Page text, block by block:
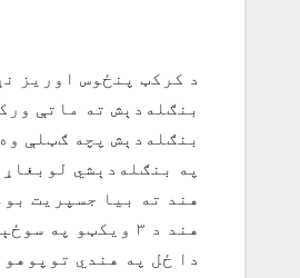
بنګله‌دېش ته ماتې
بنګله‌دېش پچه ګټلې وه او توپوهنه
په بنګله‌دېشي
هند ته بیا جسپریت
هند د ۳ ویکټو په سوځېدو سره په ۴۲م اور کې ورکړل شوی هدف پوره کړ.
دا ځل په هندي